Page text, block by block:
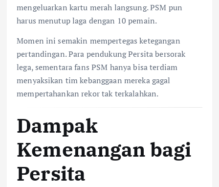
mengeluarkan kartu merah langsung. PSM pun
harus menutup laga dengan 10 pemain.
Momen ini semakin mempertegas ketegangan
pertandingan. Para pendukung Persita bersorak
lega, sementara fans PSM hanya bisa terdiam
menyaksikan tim kebanggaan mereka gagal
mempertahankan rekor tak terkalahkan.
Dampak
Kemenangan bagi
Persita